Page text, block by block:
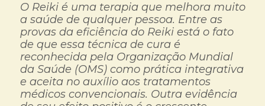
O Reiki é uma terapia que melhora muito
a saúde de qualquer pessoa. Entre as
provas da eficiência do Reiki está o fato
de que essa técnica de cura é
reconhecida pela Organização Mundial
da Saúde (OMS) como prática integrativa
e aceita no auxílio aos tratamentos
médicos convencionais. Outra evidência